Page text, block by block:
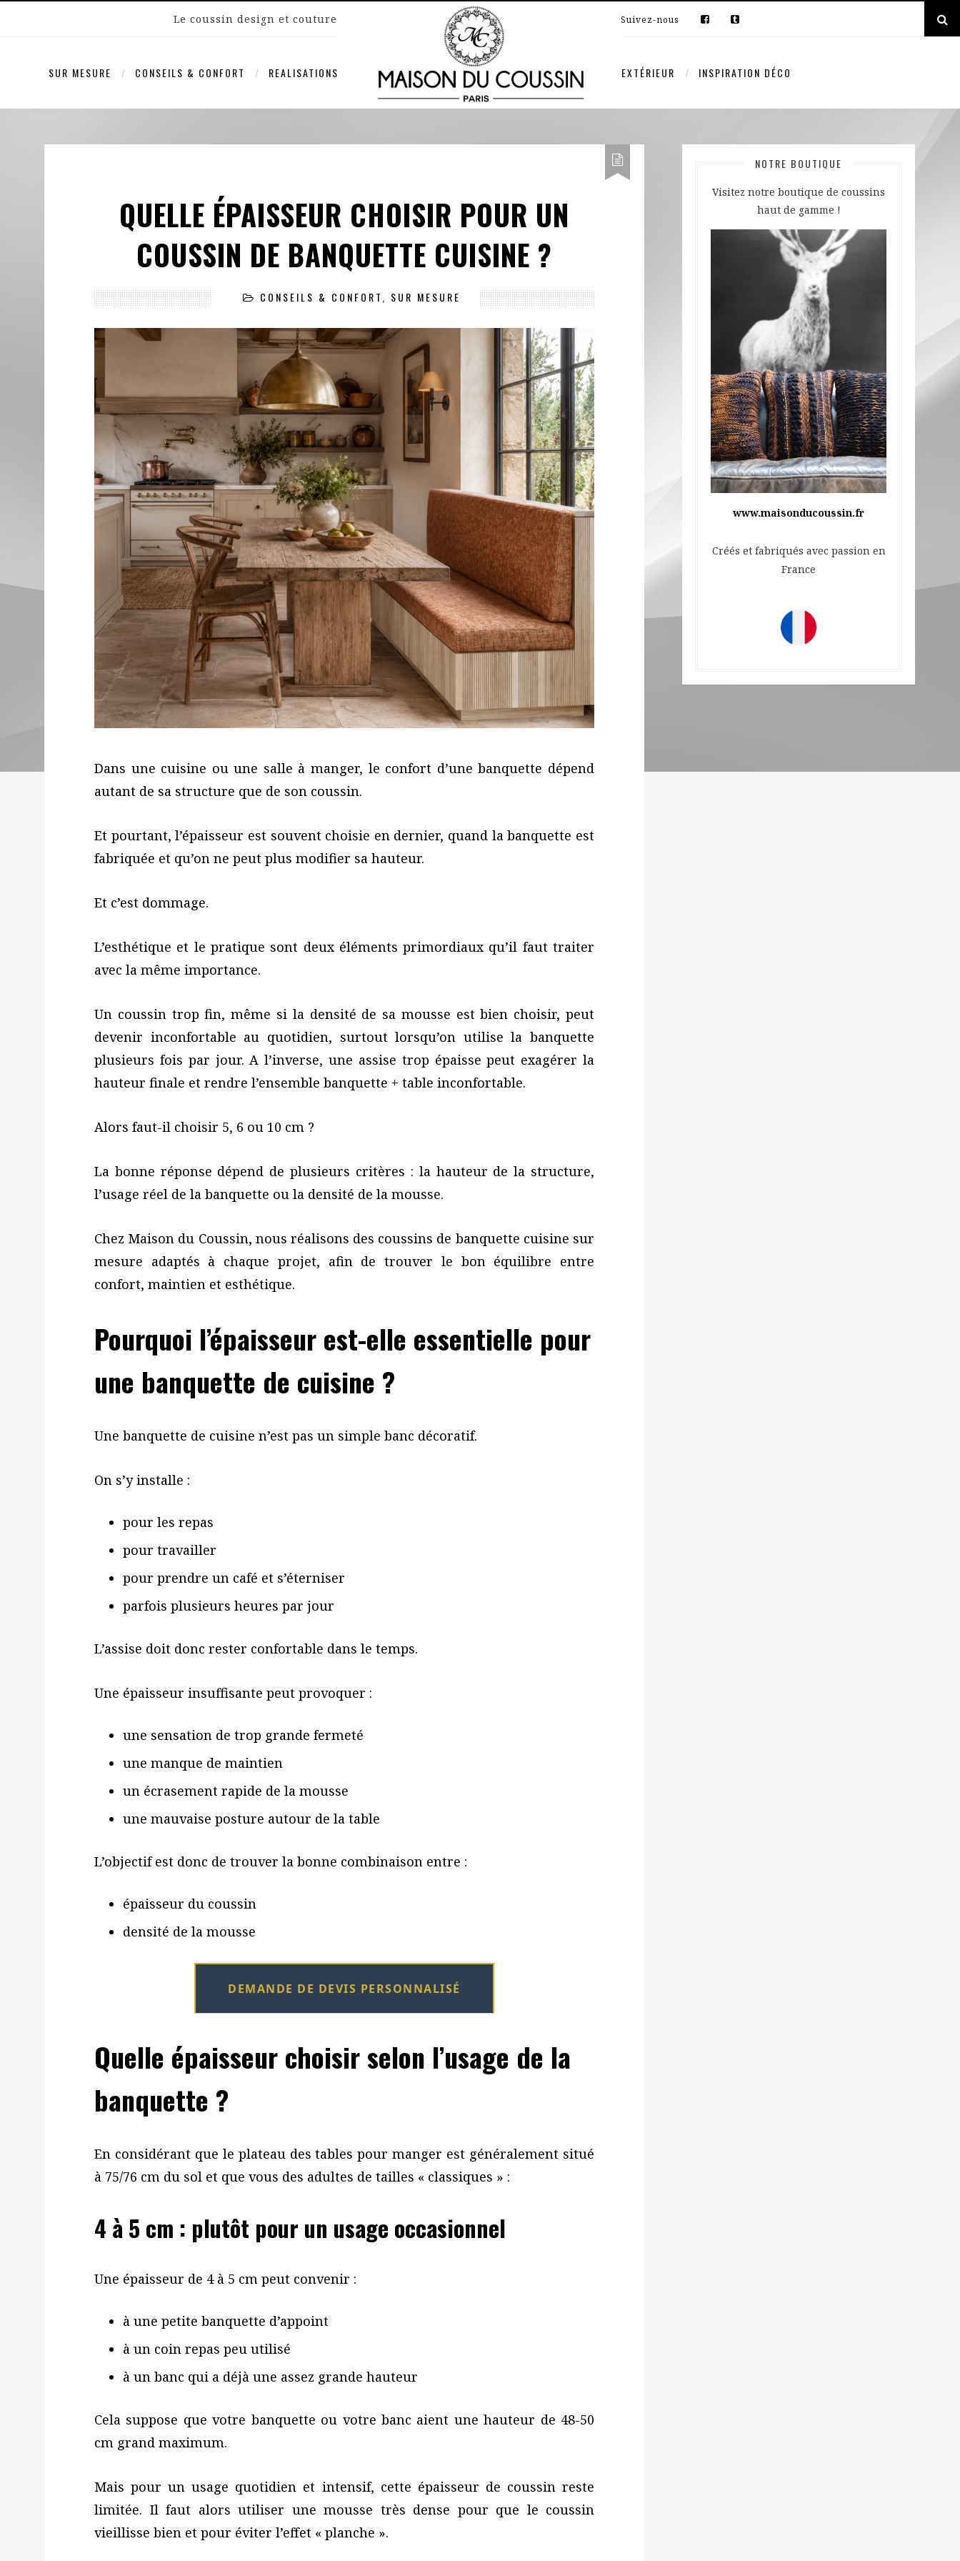
Le coussin design et couture Suivez-nous
SUR MESURE CONSEILS & CONFORT REALISATIONS EXTÉRIEUR INSPIRATION DÉCO
QUELLE ÉPAISSEUR CHOISIR POUR UN
COUSSIN DE BANQUETTE CUISINE ?
CONSEILS & CONFORT SUR MESURE
Dans une cuisine ou une salle à manger, le confort d’une banquette dépend
autant de sa structure que de son coussin.
Et pourtant, l’épaisseur est souvent choisie en dernier, quand la banquette est
fabriquée et qu’on ne peut plus modifier sa hauteur.
Et c’est dommage.
L’esthétique et le pratique sont deux éléments primordiaux qu’il faut traiter
avec la même importance.
Un coussin trop fin, même si la densité de sa mousse est bien choisir, peut
devenir inconfortable au quotidien, surtout lorsqu’on utilise la banquette
plusieurs fois par jour. A l’inverse, une assise trop épaisse peut exagérer la
hauteur finale et rendre l’ensemble banquette + table inconfortable.
Alors faut-il choisir 5, 6 ou 10 cm ?
La bonne réponse dépend de plusieurs critères : la hauteur de la structure,
l’usage réel de la banquette ou la densité de la mousse.
Chez Maison du Coussin, nous réalisons des coussins de banquette cuisine sur
mesure adaptés à chaque projet, afin de trouver le bon équilibre entre
confort, maintien et esthétique.
Pourquoi l’épaisseur est-elle essentielle pour
une banquette de cuisine ?
Une banquette de cuisine n’est pas un simple banc décoratif.
On s’y installe :
pour les repas
pour travailler
pour prendre un café et s’éterniser
parfois plusieurs heures par jour
L’assise doit donc rester confortable dans le temps.
Une épaisseur insuffisante peut provoquer :
une sensation de trop grande fermeté
une manque de maintien
un écrasement rapide de la mousse
une mauvaise posture autour de la table
L’objectif est donc de trouver la bonne combinaison entre :
épaisseur du coussin
densité de la mousse
DEMANDE DE DEVIS PERSONNALISÉ
Quelle épaisseur choisir selon l’usage de la
banquette ?
En considérant que le plateau des tables pour manger est généralement situé
à 75/76 cm du sol et que vous des adultes de tailles « classiques » :
4 à 5 cm : plutôt pour un usage occasionnel
Une épaisseur de 4 à 5 cm peut convenir :
à une petite banquette d’appoint
à un coin repas peu utilisé
à un banc qui a déjà une assez grande hauteur
Cela suppose que votre banquette ou votre banc aient une hauteur de 48-50
cm grand maximum.
Mais pour un usage quotidien et intensif, cette épaisseur de coussin reste
limitée. Il faut alors utiliser une mousse très dense pour que le coussin
vieillisse bien et pour éviter l’effet « planche ».
NOTRE BOUTIQUE
Visitez notre boutique de coussins
haut de gamme !
www.maisonducoussin.fr
Créés et fabriqués avec passion en
France